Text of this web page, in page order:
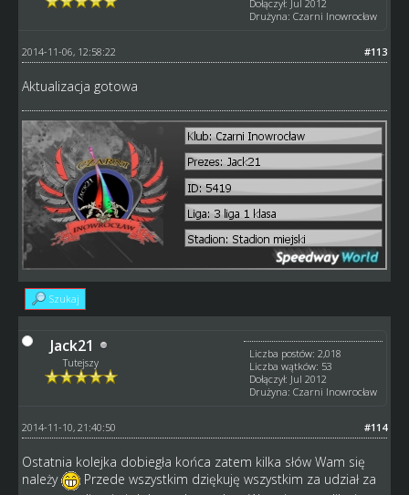
Dołączył: Jul 2012
Drużyna: Czarni Inowrocław
#113
2014-11-06, 12:58:22
Aktualizacja gotowa
Szukaj
Jack21
Tutejszy
Liczba postów: 2,018
Liczba wątków: 53
Dołączył: Jul 2012
Drużyna: Czarni Inowrocław
#114
2014-11-10, 21:40:50
Ostatnia kolejka dobiegła końca zatem kilka słów Wam się
należy
Przede wszystkim dziękuję wszystkim za udział za